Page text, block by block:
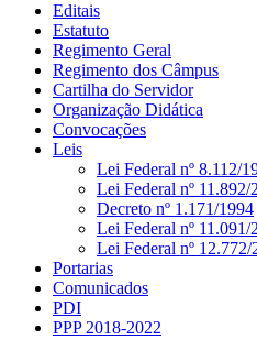
Editais
Estatuto
Regimento Geral
Regimento dos Câmpus
Cartilha do Servidor
Organização Didática
Convocações
Leis
Lei Federal nº 8.112/
Lei Federal nº 11.892/
Decreto nº 1.171/1994
Lei Federal nº 11.091/
Lei Federal nº 12.772/
Portarias
Comunicados
PDI
PPP 2018-2022